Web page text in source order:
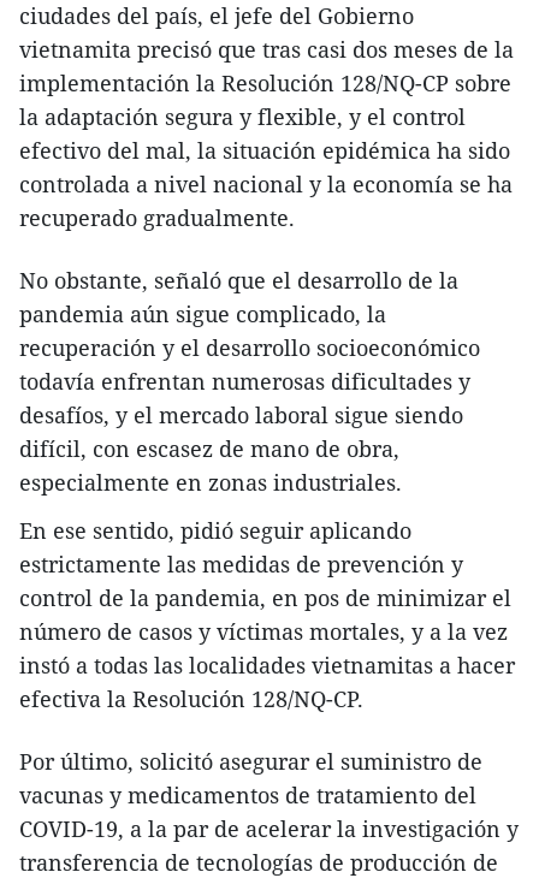
ciudades del país, el jefe del Gobierno
vietnamita precisó que tras casi dos meses de la
implementación la Resolución 128/NQ-CP sobre
la adaptación segura y flexible, y el control
efectivo del mal, la situación epidémica ha sido
controlada a nivel nacional y la economía se ha
recuperado gradualmente.
No obstante, señaló que el desarrollo de la
pandemia aún sigue complicado, la
recuperación y el desarrollo socioeconómico
todavía enfrentan numerosas dificultades y
desafíos, y el mercado laboral sigue siendo
difícil, con escasez de mano de obra,
especialmente en zonas industriales.
En ese sentido, pidió seguir aplicando
estrictamente las medidas de prevención y
control de la pandemia, en pos de minimizar el
número de casos y víctimas mortales, y a la vez
instó a todas las localidades vietnamitas a hacer
efectiva la Resolución 128/NQ-CP.
Por último, solicitó asegurar el suministro de
vacunas y medicamentos de tratamiento del
COVID-19, a la par de acelerar la investigación y
transferencia de tecnologías de producción de